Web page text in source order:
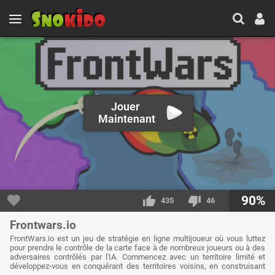
Jouer
Maintenant
435 46 90%
Frontwars.io
FrontWars.io est un jeu de stratégie en ligne multijoueur où vous luttez
pour prendre le contrôle de la carte face à de nombreux joueurs ou à des
adversaires contrôlés par l'IA. Commencez avec un territoire limité et
développez-vous en conquérant des territoires voisins, en construisant